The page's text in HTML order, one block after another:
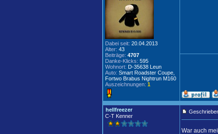
Dabei seit: 20.04.2013
Alter: 43
Beiträge: 4707
Danke-Klicks: 595
Wohnort: D-35638 Leun
Auto: Smart Roadster Coupe,
Fortwo Brabus Nightrun M160
Auszeichnungen: 1
hellfreezer
C-T Kenner
War auch